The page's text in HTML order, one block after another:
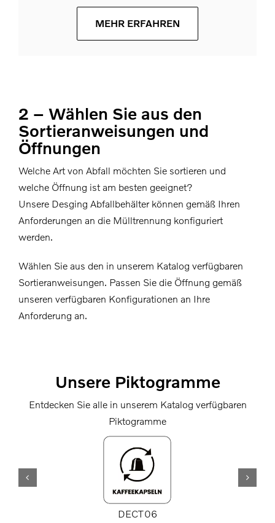
MEHR ERFAHREN
2 – Wählen Sie aus den
Sortieranweisungen und
Öffnungen
Welche Art von Abfall möchten Sie sortieren und
welche Öffnung ist am besten geeignet?
Unsere Desging Abfallbehälter können gemäß Ihren
Anforderungen an die Mülltrennung konfiguriert
werden.
Wählen Sie aus den in unserem Katalog verfügbaren
Sortieranweisungen. Passen Sie die Öffnung gemäß
unseren verfügbaren Konfigurationen an Ihre
Anforderung an.
Unsere Piktogramme
Entdecken Sie alle in unserem Katalog verfügbaren
Piktogramme
DECT06